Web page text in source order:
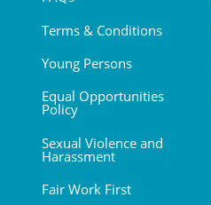
Terms & Conditions
Young Persons
Equal Opportunities
Policy
Sexual Violence and
Harassment
Fair Work First